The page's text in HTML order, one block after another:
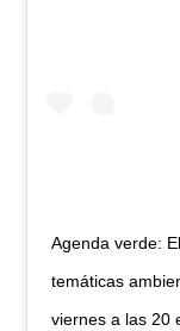
Agenda verde:
temáticas
viernes a las 20